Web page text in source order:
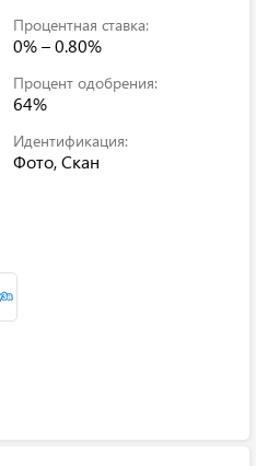
Процентная ставка:
0% – 0.80%
Процент одобрения:
64%
Идентификация:
Фото, Скан